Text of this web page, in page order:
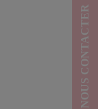
NOUS CONTACTER